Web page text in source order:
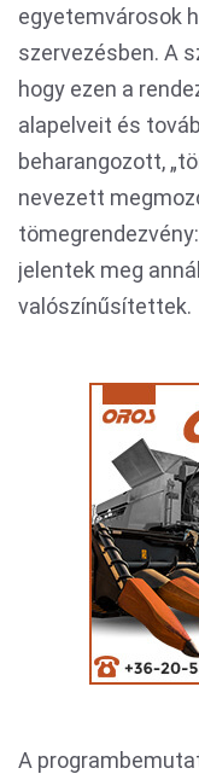
egyetemvárosok
szervezésben. A
hogy ezen a
alapelveit és
beharangozott,
nevezett
jelentek meg
valószínűsítettek.
A